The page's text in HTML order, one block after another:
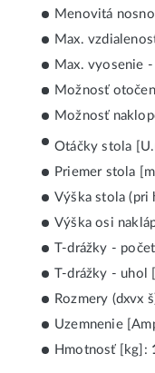
Menovitá
Max.
Max. vyosenie
Možnosť
Možnosť
Otáčky stola
Priemer stola
Výška stola (pri
Výška osi
T-drážky -
T-drážky - uhol
Rozmery (dxvx
Uzemnenie
Hmotnosť [kg]: